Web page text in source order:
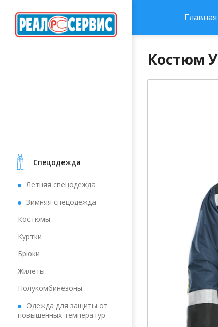
Cпецодежда
Летняя спецодежда
Зимняя спецодежда
Костюмы
Куртки
Брюки
Жилеты
Полукомбинезоны
Одежда для защиты от
повышенных температур
Главная
Костюм